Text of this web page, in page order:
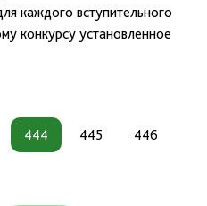
каждого вступительного
конкурсу установленное
444 445 446